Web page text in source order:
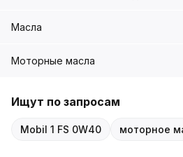
Масла
Моторные масла
Ищут по запросам
Mobil 1 FS 0W40 моторное